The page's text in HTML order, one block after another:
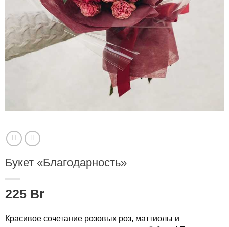
Букет «Благодарность»
225 Br
Красивое сочетание розовых роз, маттиолы и